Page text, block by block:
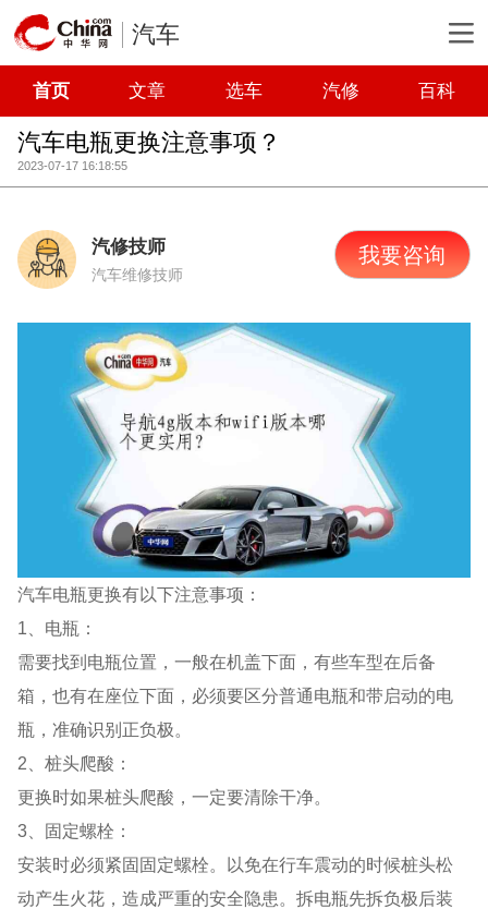
汽车
首页 文章 选车 汽修 百科
汽车电瓶更换注意事项？
2023-07-17 16:18:55
汽修技师
汽车维修技师
我要咨询
汽车电瓶更换有以下注意事项：
1、电瓶：
需要找到电瓶位置，一般在机盖下面，有些车型在后备
箱，也有在座位下面，必须要区分普通电瓶和带启动的电
瓶，准确识别正负极。
2、桩头爬酸：
更换时如果桩头爬酸，一定要清除干净。
3、固定螺栓：
安装时必须紧固固定螺栓。以免在行车震动的时候桩头松
动产生火花，造成严重的安全隐患。拆电瓶先拆负极后装